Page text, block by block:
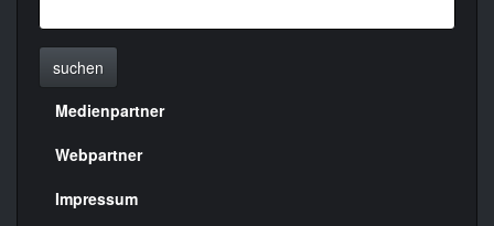
suchen
Menülinks
rechte
Seite
Medienpartner
Webpartner
Impressum